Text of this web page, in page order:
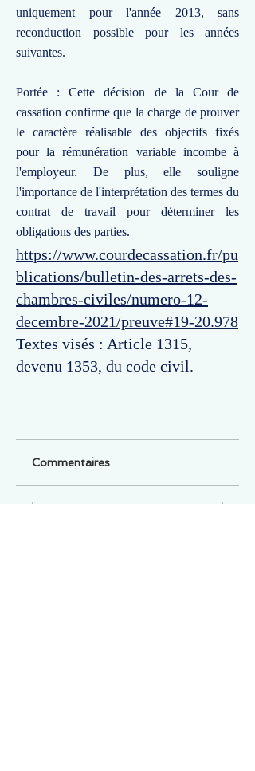
uniquement pour l'année 2013, sans
reconduction possible pour les années
suivantes.
Portée : Cette décision de la Cour de
cassation confirme que la charge de prouver
le caractère réalisable des objectifs fixés
pour la rémunération variable incombe à
l'employeur. De plus, elle souligne
l'importance de l'interprétation des termes du
contrat de travail pour déterminer les
obligations des parties.
https://www.courdecassation.fr/pu
blications/bulletin-des-arrets-des-
chambres-civiles/numero-12-
decembre-2021/preuve#19-20.978
Textes visés : Article 1315,
devenu 1353, du code civil.
Commentaires